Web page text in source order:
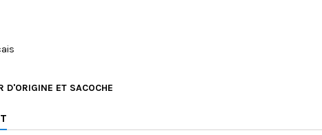
D'ORIGINE ET SACOCHE